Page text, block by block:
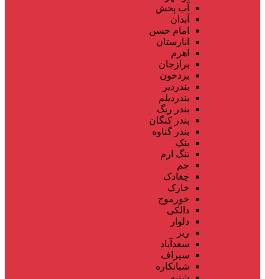
آب پخش
آبدان
امام حسن
انارستان
اهرم
برازجان
بردخون
بندردیر
بندردیلم
بندر ریگ
بندر کنگان
بندر گناوه
بنک
تنگ ارم
جم
چغادک
خارک
خورموج
دالکی
دلوار
ریز
سعدآباد
سیراف
شبانکاره